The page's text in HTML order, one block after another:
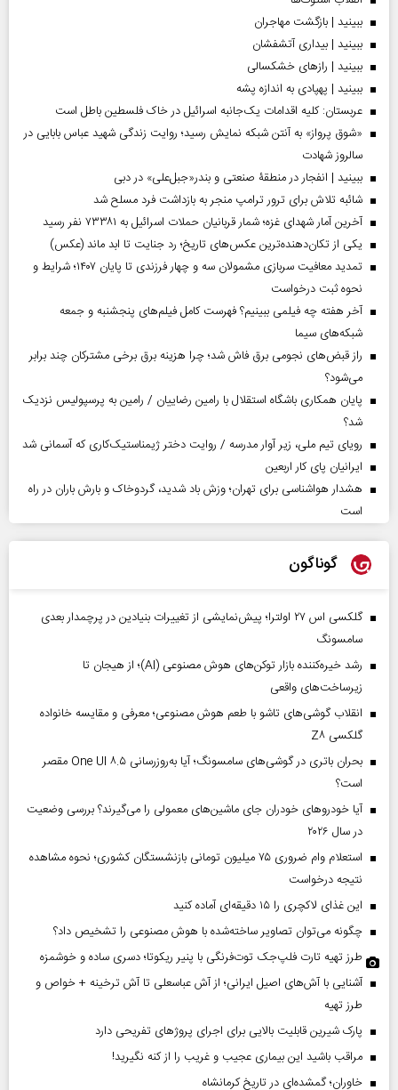
ببینید | بازگشت مهاجران
ببینید | بیداری آتشفشان
ببینید | رازهای خشکسالی
ببینید | پهپادی به اندازه پشه
عربستان: کلیه اقدامات یک‌جانبه اسرائیل در خاک فلسطین باطل است
«شوق پرواز» به آنتن شبکه نمایش رسید؛ روایت زندگی شهید عباس بابایی در
سالروز شهادت
ببینید | انفجار در منطقۀ صنعتی و بندر«جبل‌علی» در دبی
شائبه تلاش برای ترور ترامپ منجر به بازداشت فرد مسلح شد
آخرین آمار شهدای غزه؛ شمار قربانیان حملات اسرائیل به ۷۳۳۸۱ نفر رسید
یکی از تکان‌دهنده‌ترین عکس‌های تاریخ؛ رد جنایت تا ابد ماند (عکس)
تمدید معافیت سربازی مشمولان سه و چهار فرزندی تا پایان ۱۴۰۷؛ شرایط و
نحوه ثبت درخواست
آخر هفته چه فیلمی ببینیم؟ فهرست کامل فیلم‌های پنجشنبه و جمعه
شبکه‌های سیما
راز قبض‌های نجومی برق فاش شد؛ چرا هزینه برق برخی مشترکان چند برابر
می‌شود؟
پایان همکاری باشگاه استقلال با رامین رضاییان / رامین به پرسپولیس نزدیک
شد؟
رویای تیم ملی، زیر آوار مدرسه / روایت دختر ژیمناستیک‌کاری که آسمانی شد
ایرانیان پای کار اربعین
هشدار هواشناسی برای تهران؛ وزش باد شدید، گردوخاک و بارش باران در راه
است
گوناگون
گلکسی اس ۲۷ اولترا؛ پیش‌نمایشی از تغییرات بنیادین در پرچمدار بعدی
سامسونگ
رشد خیره‌کننده بازار توکن‌های هوش مصنوعی (AI)؛ از هیجان تا
زیرساخت‌های واقعی
انقلاب گوشی‌های تاشو‌ با طعم هوش مصنوعی؛ معرفی و مقایسه خانواده
گلکسی Z۸
بحران باتری در گوشی‌های سامسونگ؛ آیا به‌روزرسانی One UI ۸.۵ مقصر
است؟
آیا خودروهای خودران جای ماشین‌های معمولی را می‌گیرند؟ بررسی وضعیت
در سال ۲۰۲۶
استعلام وام ضروری ۷۵ میلیون تومانی بازنشستگان کشوری؛ نحوه مشاهده
نتیجه درخواست
این غذای لاکچری را ۱۵ دقیقه‌ای آماده کنید
چگونه می‌توان تصاویر ساخته‌شده با هوش مصنوعی را تشخیص داد؟
طرز تهیه تارت فلپ‌جک توت‌فرنگی با پنیر ریکوتا؛ دسری ساده و خوشمزه
آشنایی با آش‌های اصیل ایرانی؛ از آش عباسعلی تا آش ترخینه + خواص و
طرز تهیه
پارک شیرین قابلیت‌ بالایی برای اجرای پروژهای تفریحی دارد
مراقب باشید این بیماری عجیب و غریب را از کنه نگیرید!
خاوران؛ گمشده‌ای در تاریخ کرمانشاه